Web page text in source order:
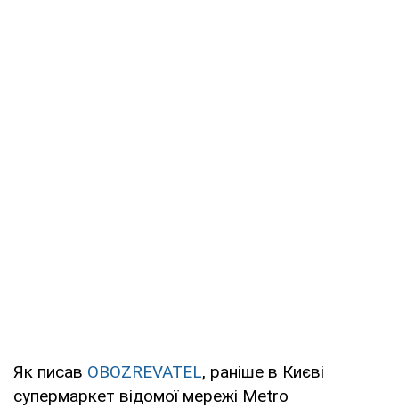
Як писав OBOZREVATEL, раніше в Києві
супермаркет відомої мережі Metro